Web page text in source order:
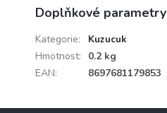
Doplňkové parametry
Kategorie:
Kuzucuk
Hmotnost:
0.2 kg
EAN: 8697681179853